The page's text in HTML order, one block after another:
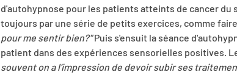
d'autohypnose pour les patients atteints de cancer du
toujours par une série de petits exercices, comme
pour me sentir bien?"Puis s'ensuit la séance
patient dans des expériences sensorielles positives.
souvent on a l'impression de devoir subir ses